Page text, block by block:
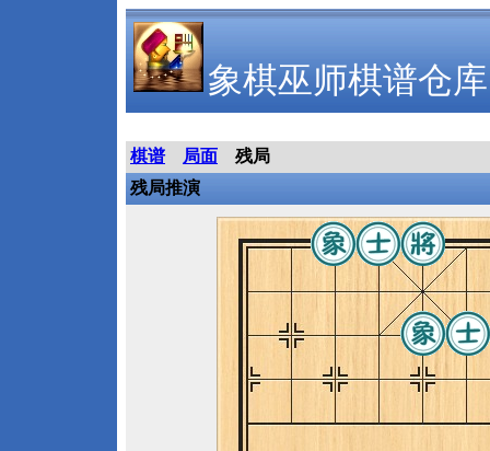
象棋巫师棋谱仓库
棋谱 局面
残局
残局推演